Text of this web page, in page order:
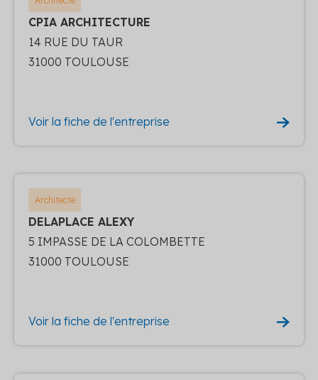
CPIA ARCHITECTURE
14 RUE DU TAUR
31000 TOULOUSE
Voir la fiche de l'entreprise
Architecte
DELAPLACE ALEXY
5 IMPASSE DE LA COLOMBETTE
31000 TOULOUSE
Voir la fiche de l'entreprise